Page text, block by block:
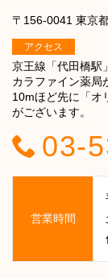
〒156-0041 東京
アクセス
京王線「代田橋駅
カラファイン薬局
10mほど先に「オ
がございます。
03-
営業時間